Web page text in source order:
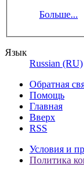
Больше...
Язык
Russian (RU)
Обратная
Помощь
Главная
Вверх
RSS
Условия и
Политика